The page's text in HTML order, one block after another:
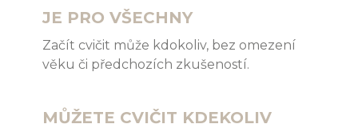
JE PRO VŠECHNY
Začít cvičit může kdokoliv, bez omezení
věku či předchozích zkušeností.
MŮŽETE CVIČIT KDEKOLIV